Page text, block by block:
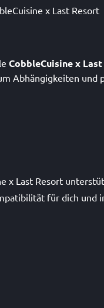
x Last Resort
CobbleCuisine x
Abhängigkeiten und
x Last Resort
für dich und